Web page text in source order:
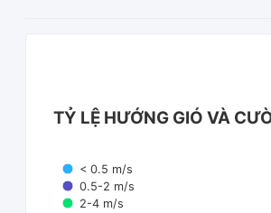
TỶ LỆ HƯỚNG GIÓ VÀ
< 0.5 m/s
0.5-2 m/s
2-4 m/s